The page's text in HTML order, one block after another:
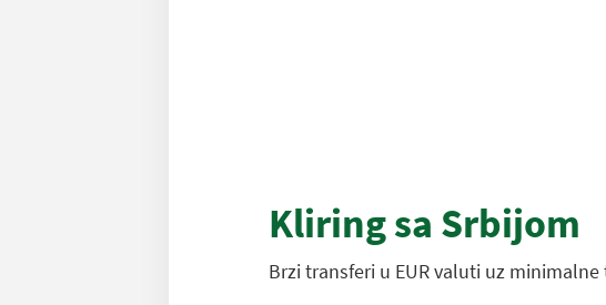
Kliring sa Srbijom
Brzi transferi u EUR valuti uz